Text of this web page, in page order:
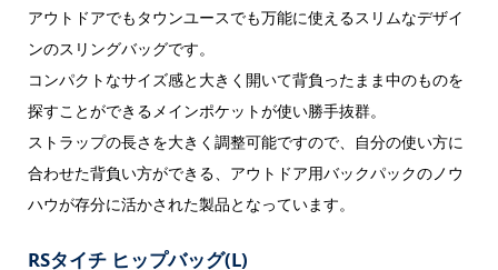
アウトドアでもタウンユースでも万能に使えるスリムなデザイ
ンのスリングバッグです。
コンパクトなサイズ感と大きく開いて背負ったまま中のものを
探すことができるメインポケットが使い勝手抜群。
ストラップの長さを大きく調整可能ですので、自分の使い方に
合わせた背負い方ができる、アウトドア用バックパックのノウ
ハウが存分に活かされた製品となっています。
RSタイチ ヒップバッグ(L)